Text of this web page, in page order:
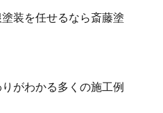
装を任せるなら斎藤塗
がわかる多くの施工例